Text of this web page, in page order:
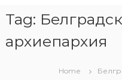
Tag:
архиепархия
Home